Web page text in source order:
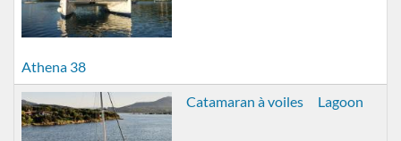
Athena 38
Catamaran à voiles Lagoon